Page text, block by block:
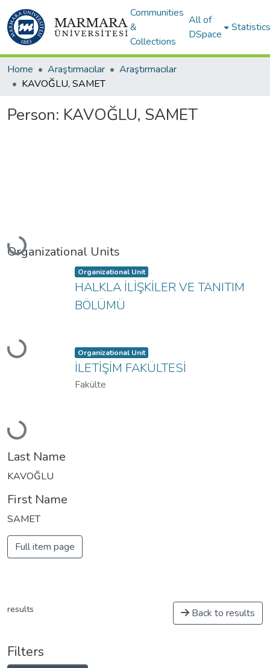
Communities
&
Collections
All of
DSpace
Statistics
Home Araştırmacılar
Araştırmacılar
KAVOĞLU, SAMET
Person: KAVOĞLU, SAMET
Loading...
Organizational Units
Loading...
Item type:
Organizational Unit ,
HALKLA İLİŞKİLER VE TANITIM
BÖLÜMÜ
Loading...
Item type:
Organizational Unit ,
İLETİŞİM FAKÜLTESİ
Fakülte
Last Name
KAVOĞLU
First Name
SAMET
Full item page
results Back to results
Filters